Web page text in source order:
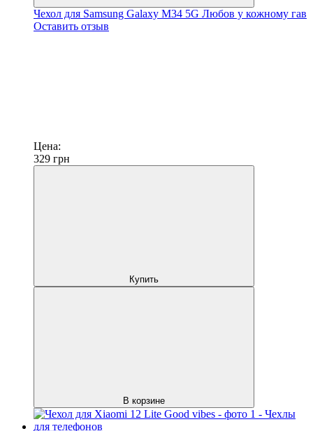
Чехол для Samsung Galaxy M34 5G Любов у кожному гав
Оставить отзыв
Цена:
329 грн
Купить
В корзине